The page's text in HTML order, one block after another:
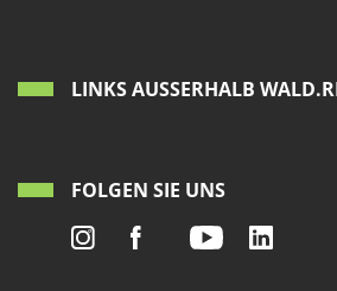
LINKS AUSSERHALB
FOLGEN SIE UNS
Vimeo